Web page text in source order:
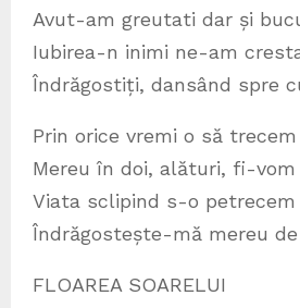
Avut-am greutati dar și
Iubirea-n inimi ne-am
Îndrăgostiți, dansând spre
Prin orice vremi o să trecem
Mereu în doi, alături, fi-vom
Viata sclipind s-o petrecem
Îndrăgostește-mă mereu
FLOAREA SOARELUI